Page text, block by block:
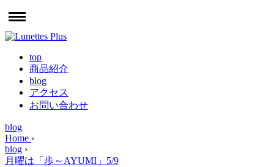
top
商品紹介
blog
アクセス
お問い合わせ
blog
Home ›
blog ›
月曜は「歩～AYUMI」5/9